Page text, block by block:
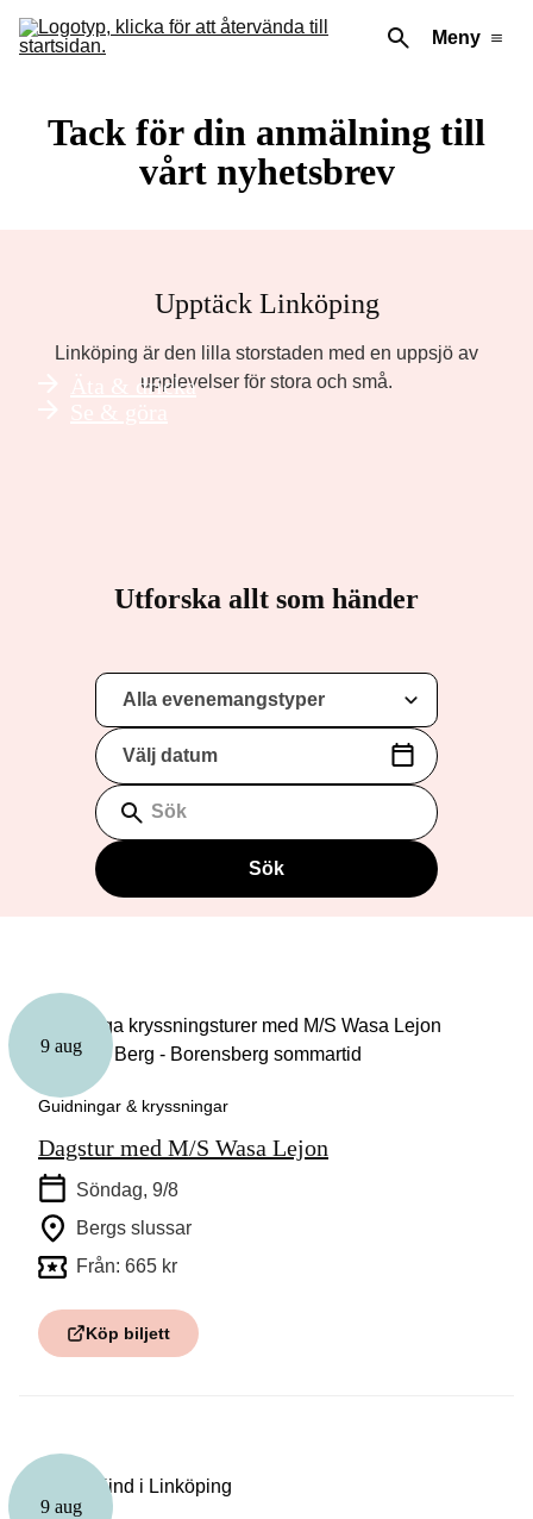
Meny
Tack för din anmälning till
vårt nyhetsbrev
Upptäck Linköping
Linköping är den lilla storstaden med en uppsjö av
upplevelser för stora och små.
Äta & dricka
Utforska allt som händer
Alla evenemangstyper
Välj datum
Sök
Sök
9 aug
Guidningar & kryssningar
Dagstur med M/S Wasa Lejon
Söndag, 9/8
Bergs slussar
Från: 665 kr
Köp biljett
9 aug